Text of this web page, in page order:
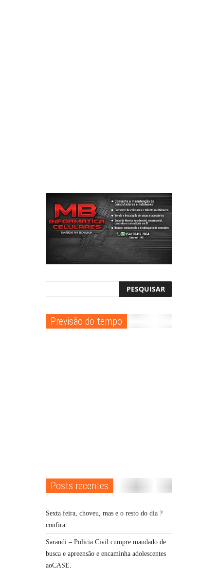
Previsão do tempo
Posts recentes
Sexta feira, choveu, mas e o resto do dia ?
confira.
Sarandi – Policia Civil cumpre mandado de
busca e apreensão e encaminha adolescentes
aoCASE.